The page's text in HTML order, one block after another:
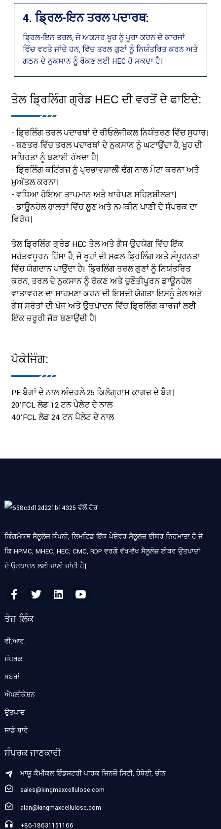
4. ਡ੍ਰਿਲ-ਇਨ ਤਰਲ ਪਦਾਰਥ:
ਡ੍ਰਿਲ-ਇਨ ਤਰਲ, ਜੋ ਅਕਸਰ ਖੂਹ ਨੂੰ ਪੂਰਾ ਕਰਨ ਦੇ ਕਾਰਜਾਂ
ਵਿੱਚ ਵਰਤੇ ਜਾਂਦੇ ਹਨ, ਵਿੱਚ ਤਰਲ ਗੁਣਾਂ ਨੂੰ ਨਿਯੰਤਰਿਤ ਕਰਨ ਅਤੇ
ਗਠਨ ਦੇ ਨੁਕਸਾਨ ਨੂੰ ਰੋਕਣ ਲਈ HEC ਹੋ ਸਕਦਾ ਹੈ।
ਤੇਲ ਡ੍ਰਿਲਿੰਗ ਗ੍ਰੇਡ HEC ਦੀ ਵਰਤੋਂ ਦੇ ਫਾਇਦੇ:
- ਡ੍ਰਿਲਿੰਗ ਤਰਲ ਪਦਾਰਥਾਂ ਦੇ ਰੀਓਲੋਜੀਕਲ ਨਿਯੰਤਰਣ ਵਿੱਚ ਸੁਧਾਰ।
- ਬਣਤਰ ਵਿੱਚ ਤਰਲ ਪਦਾਰਥਾਂ ਦੇ ਨੁਕਸਾਨ ਨੂੰ ਘਟਾਉਂਦਾ ਹੈ, ਖੂਹ ਦੀ
ਸਥਿਰਤਾ ਨੂੰ ਬਣਾਈ ਰੱਖਦਾ ਹੈ।
- ਡ੍ਰਿਲਿੰਗ ਕਟਿੰਗਜ਼ ਨੂੰ ਪ੍ਰਭਾਵਸ਼ਾਲੀ ਢੰਗ ਨਾਲ ਮੋਟਾ ਕਰਨਾ ਅਤੇ
ਮੁਅੱਤਲ ਕਰਨਾ।
- ਵਧਿਆ ਹੋਇਆ ਤਾਪਮਾਨ ਅਤੇ ਖਾਰੇਪਣ ਸਹਿਣਸ਼ੀਲਤਾ।
- ਡਾਊਨਹੋਲ ਹਾਲਤਾਂ ਵਿੱਚ ਲੂਣ ਅਤੇ ਨਮਕੀਨ ਪਾਣੀ ਦੇ ਸੰਪਰਕ ਦਾ
ਵਿਰੋਧ।
ਤੇਲ ਡ੍ਰਿਲਿੰਗ ਗ੍ਰੇਡ HEC ਤੇਲ ਅਤੇ ਗੈਸ ਉਦਯੋਗ ਵਿੱਚ ਇੱਕ
ਮਹੱਤਵਪੂਰਨ ਹਿੱਸਾ ਹੈ, ਜੋ ਖੂਹਾਂ ਦੀ ਸਫਲ ਡ੍ਰਿਲਿੰਗ ਅਤੇ ਸੰਪੂਰਨਤਾ
ਵਿੱਚ ਯੋਗਦਾਨ ਪਾਉਂਦਾ ਹੈ। ਡ੍ਰਿਲਿੰਗ ਤਰਲ ਗੁਣਾਂ ਨੂੰ ਨਿਯੰਤਰਿਤ
ਕਰਨ, ਤਰਲ ਦੇ ਨੁਕਸਾਨ ਨੂੰ ਰੋਕਣ ਅਤੇ ਚੁਣੌਤੀਪੂਰਨ ਡਾਊਨਹੋਲ
ਵਾਤਾਵਰਣ ਦਾ ਸਾਹਮਣਾ ਕਰਨ ਦੀ ਇਸਦੀ ਯੋਗਤਾ ਇਸਨੂੰ ਤੇਲ ਅਤੇ
ਗੈਸ ਸਰੋਤਾਂ ਦੀ ਖੋਜ ਅਤੇ ਉਤਪਾਦਨ ਵਿੱਚ ਡ੍ਰਿਲਿੰਗ ਕਾਰਜਾਂ ਲਈ
ਇੱਕ ਜ਼ਰੂਰੀ ਜੋੜ ਬਣਾਉਂਦੀ ਹੈ।
ਪੈਕੇਜਿੰਗ:
PE ਬੈਗਾਂ ਦੇ ਨਾਲ ਅੰਦਰਲੇ 25 ਕਿਲੋਗ੍ਰਾਮ ਕਾਗਜ਼ ਦੇ ਬੈਗ।
20'FCL ਲੋਡ 12 ਟਨ ਪੈਲੇਟ ਦੇ ਨਾਲ
40'FCL ਲੋਡ 24 ਟਨ ਪੈਲੇਟ ਦੇ ਨਾਲ
ਕਿੰਗਮੈਕਸ ਸੈਲੂਲੋਜ਼ ਕੰਪਨੀ, ਲਿਮਟਿਡ ਇੱਕ ਪੇਸ਼ੇਵਰ ਸੈਲੂਲੋਜ਼ ਈਥਰ ਨਿਰਮਾਤਾ ਹੈ ਜੋ
ਕਿ HPMC, MHEC, HEC, CMC, RDP ਵਰਗੇ ਵੱਖ-ਵੱਖ ਸੈਲੂਲੋਜ਼ ਈਥਰ ਉਤਪਾਦਾਂ
ਦੇ ਉਤਪਾਦਨ ਲਈ ਜਾਣੀ ਜਾਂਦੀ ਹੈ।
ਤੇਜ਼ ਲਿੰਕ
ਵੀ.ਆਰ.
ਸੰਪਰਕ
ਖ਼ਬਰਾਂ
ਐਪਲੀਕੇਸ਼ਨ
ਉਤਪਾਦ
ਸਾਡੇ ਬਾਰੇ
ਸੰਪਰਕ ਜਾਣਕਾਰੀ
ਮਾਯੂ ਕੈਮੀਕਲ ਇੰਡਸਟਰੀ ਪਾਰਕ ਜਿਨਜ਼ੌ ਸਿਟੀ, ਹੇਬੇਈ, ਚੀਨ
sales@kingmaxcellulose.com
alan@kingmaxcellulose.com
+86-18631151166